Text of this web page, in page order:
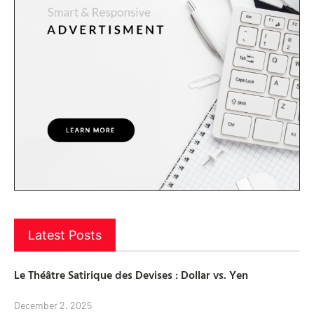
Latest Posts
Le Théâtre Satirique des Devises : Dollar vs. Yen
December 2, 2025